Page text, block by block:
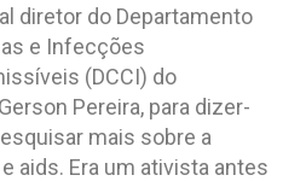
diretor do Departamento
e Infecções
(DCCI) do
Pereira, para dizer-
mais sobre a
aids. Era um ativista antes